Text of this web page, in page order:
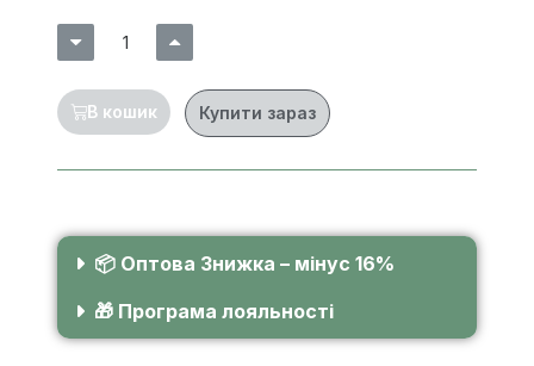
В кошик Купити зараз
📦 Оптова Знижка – мінус 16%
🎁 Програма лояльності